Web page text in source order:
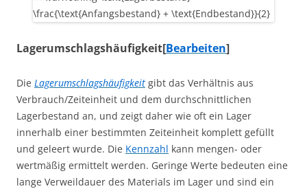
Lagerumschlagshäufigkeit[Bearbeiten]
Die Lagerumschlagshäufigkeit gibt das Verhältnis aus
Verbrauch/Zeiteinheit und dem durchschnittlichen
Lagerbestand an, und zeigt daher wie oft ein Lager
innerhalb einer bestimmten Zeiteinheit komplett gefüllt
und geleert wurde. Die Kennzahl kann mengen- oder
wertmäßig ermittelt werden. Geringe Werte bedeuten eine
lange Verweildauer des Materials im Lager und sind ein